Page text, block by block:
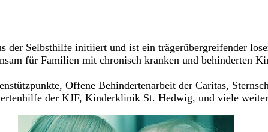
Selbsthilfe initiiert und ist ein trägerübergreifender
für Familien mit chronisch kranken und behinderten
Offene Behindertenarbeit der Caritas,
der KJF, Kinderklinik St. Hedwig, und viele